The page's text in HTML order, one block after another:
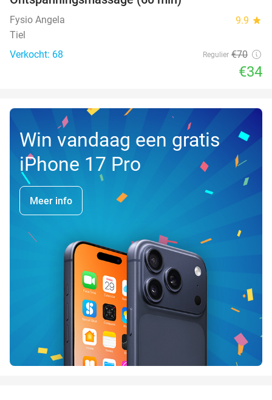
Fysio Angela 9.9 star
Tiel
Verkocht: 68
Regulier €70
€34
Win vandaag een gratis
iPhone 17 Pro
Meer info